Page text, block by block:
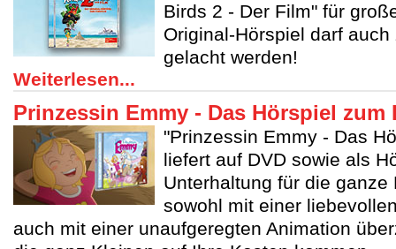
Birds 2 - Der Film" für
Original-Hörspiel darf
gelacht werden!
Weiterlesen...
Prinzessin Emmy - Das Hörspiel
"Prinzessin Emmy - Das
liefert auf DVD sowie als
Unterhaltung für die ganze
sowohl mit einer
auch mit einer unaufgeregten Animation